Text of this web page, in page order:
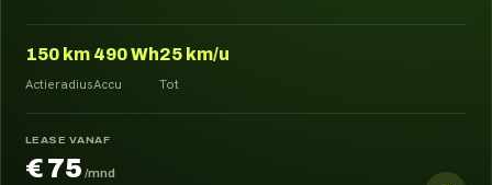
150 km
Actieradius
490Wh
Accu
25 km/u
Tot
LEASE VANAF
€ 75 /mnd